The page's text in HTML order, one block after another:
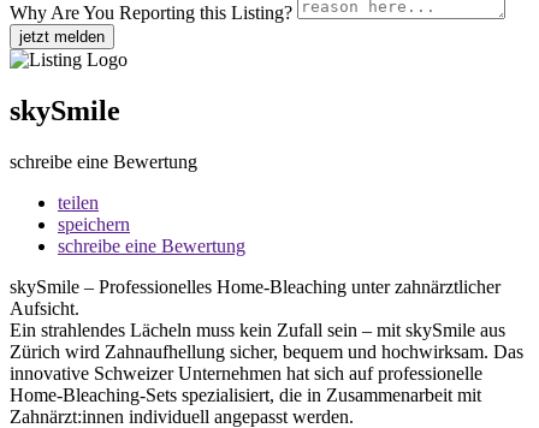
Why Are You Reporting this Listing?
jetzt melden
skySmile
schreibe eine Bewertung
teilen
speichern
schreibe eine Bewertung
skySmile – Professionelles Home-Bleaching unter zahnärztlicher
Aufsicht.
Ein strahlendes Lächeln muss kein Zufall sein – mit skySmile aus
Zürich wird Zahnaufhellung sicher, bequem und hochwirksam. Das
innovative Schweizer Unternehmen hat sich auf professionelle
Home-Bleaching-Sets spezialisiert, die in Zusammenarbeit mit
Zahnärzt:innen individuell angepasst werden.